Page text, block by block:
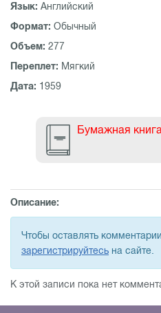
Язык: Английский
Формат: Обычный
Объем: 277
Переплет: Мягкий
Дата: 1959
Бумажная
Описание:
Чтобы оставлять
зарегистрируйтесь на сайте.
К этой записи пока нет